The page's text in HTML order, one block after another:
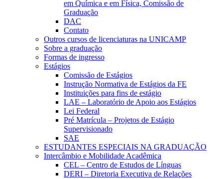
em Química e em Física, Comissão de
Graduação
DAC
Contato
Outros cursos de licenciaturas na UNICAMP
Sobre a graduação
Formas de ingresso
Estágios
Comissão de Estágios
Instrução Normativa de Estágios da FE
Instituições para fins de estágio
LAE – Laboratório de Apoio aos Estágios
Lei Federal
Pré Matrícula – Projetos de Estágio
Supervisionado
SAE
ESTUDANTES ESPECIAIS NA GRADUAÇÃO
Intercâmbio e Mobilidade Acadêmica
CEL – Centro de Estudos de Línguas
DERI – Diretoria Executiva de Relações